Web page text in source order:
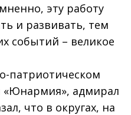
эту работу
и развивать, тем
событий – великое
патриотическом
«Юнармия», адмирал
что в округах, на